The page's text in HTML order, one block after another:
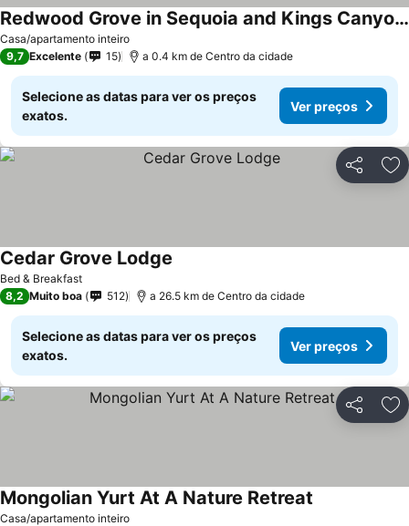
Casa/apartamento inteiro
Redwood Grove in Sequoia and Kings Canyon National Park
Ver preços
9,7 Excelente 15 a 0.4 km de Centro da cidade
Selecione as datas para ver os preços
exatos.
Ver preços
Partilhar
Bed & Breakfast
Cedar Grove Lodge
8,2 Muito boa 512 a 26.5 km de Centro da cidade
Selecione as datas para ver os preços
exatos.
Ver preços
Partilhar
Casa/apartamento inteiro
Mongolian Yurt At A Nature Retreat